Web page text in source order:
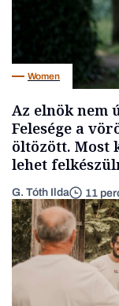
Women
Az elnök nem
Felesége a
öltözött. Most
lehet
G. Tóth Ilda 11